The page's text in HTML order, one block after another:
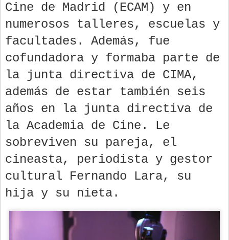
Cine de Madrid (ECAM) y en
numerosos talleres, escuelas y
facultades. Además, fue
cofundadora y formaba parte de
la junta directiva de CIMA,
además de estar también seis
años en la junta directiva de
la Academia de Cine. Le
sobreviven su pareja, el
cineasta, periodista y gestor
cultural Fernando Lara, su
hija y su nieta.